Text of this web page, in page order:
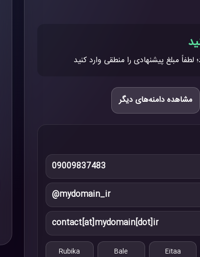
مبلغ پیشنهادی را منطقی وارد کنید
مشاهده دامنه‌های دیگر
09009837483
@mydomain_ir
contact[at]mydomain[dot]ir
Eitaa
Bale
Rubika